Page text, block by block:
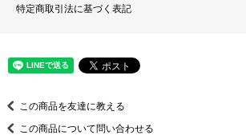
特定商取引法に基づく表記
この商品を友達に教える
この商品について問い合わせる